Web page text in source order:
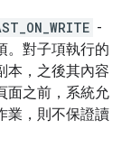
-
。對子項執行的
本，之後其內容
面之前，系統允
業，則不保證讀